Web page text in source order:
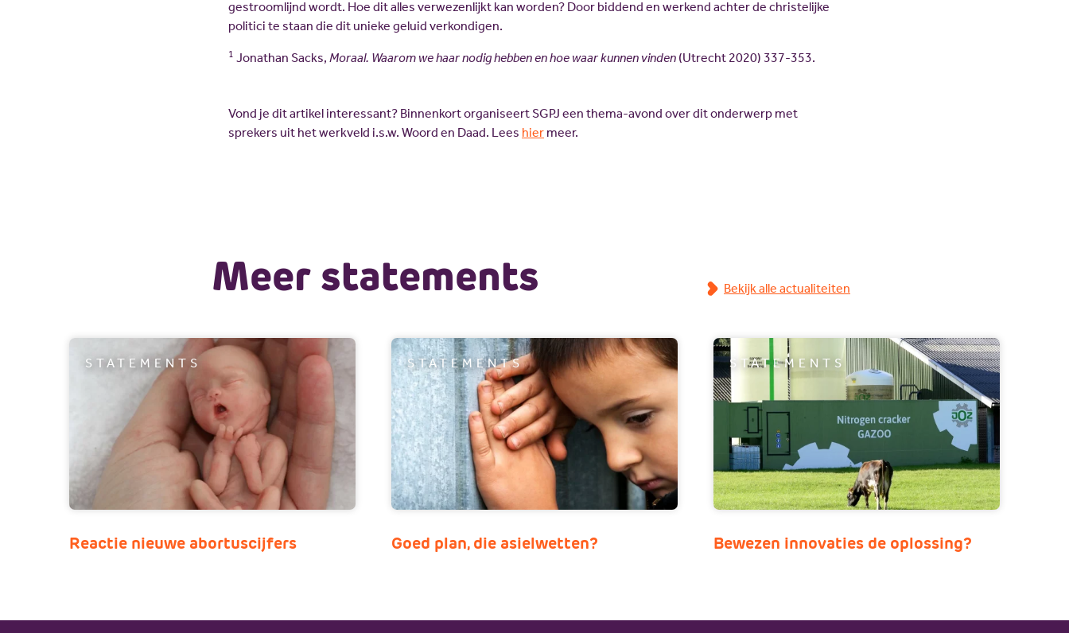
gestroomlijnd wordt. Hoe dit alles verwezenlijkt kan worden? Door biddend en werkend achter de christelijke
politici te staan die dit unieke geluid verkondigen.
1 Jonathan Sacks, Moraal. Waarom we haar nodig hebben en hoe waar kunnen vinden (Utrecht 2020) 337-353.
Vond je dit artikel interessant? Binnenkort organiseert SGPJ een thema-avond over dit onderwerp met
sprekers uit het werkveld i.s.w. Woord en Daad. Lees hier meer.
Meer statements Bekijk alle actualiteiten
STATEMENTS
Reactie nieuwe abortuscijfers
STATEMENTS
Goed plan, die asielwetten?
STATEMENTS
Bewezen innovaties de oplossing?